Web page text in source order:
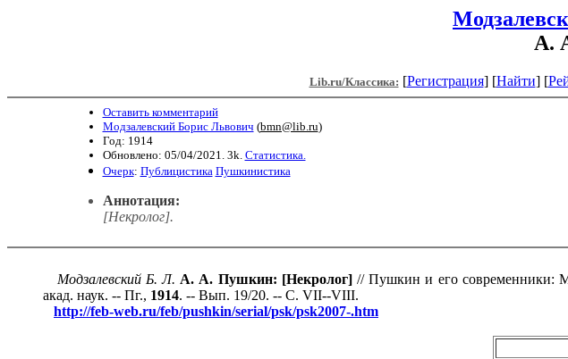
А.
Lib.ru/Классика: [Регистрация] [Найти] [
Оставить комментарий
Модзалевский Борис Львович (bmn@lib.ru)
Год: 1914
Обновлено: 05/04/2021. 3k. Статистика.
Очерк: Публицистика Пушкинистика
Аннотация:
[Некролог].
Модзалевский Б. Л. А. А. Пушкин: [Некролог]// Пушкин и его современники:
акад. наук. -- Пг., 1914. -- Вып. 19/20. -- С. VII--VIII.
http://feb-web.ru/feb/pushkin/serial/psk/psk2007-.htm